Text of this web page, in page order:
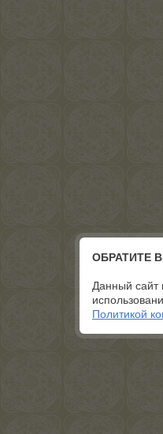
ОБРАТИТЕ
Данный сайт
Политикой